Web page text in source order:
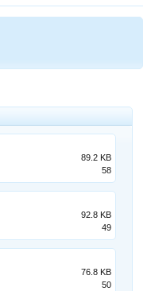
89.2 KB
58
92.8 KB
49
76.8 KB
50